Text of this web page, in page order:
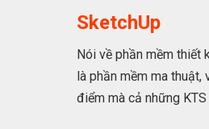
SketchUp
Nói về phần mềm thiết
là phần mềm ma
điểm mà cả những